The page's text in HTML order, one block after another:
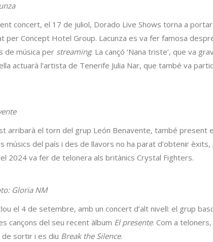
concert, el 17 de juliol, Dorado Live Shows torna a
per Concept Hotel Group. Lacunza es va fer famosa
de música per streaming. La cançó ‘Nana triste’, que va
actuarà l’artista de Tenerife Julia Nar, que també va
arribarà el torn del grup León Benavente, també present
músics del país i des de llavors no ha parat d’obtenir èxits,
2024 va fer de telonera als britànics Crystal Fighters.
Gloria NM
el 4 de setembre, amb un concert d’alt nivell: el grup
cançons del seu recent àlbum El presente. Com a
sortir i es diu Break the Silence.